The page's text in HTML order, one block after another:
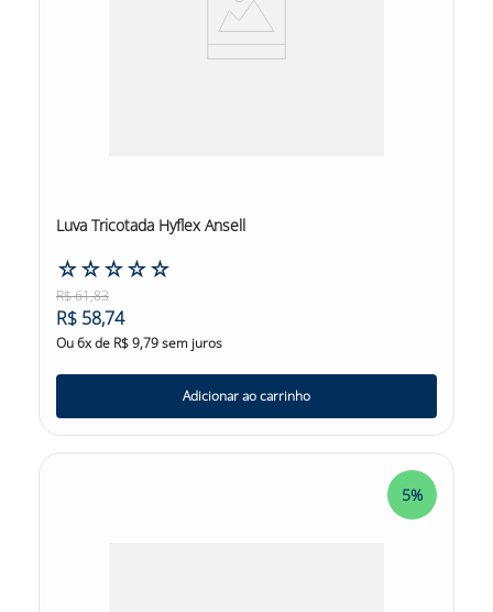
Luva Tricotada Hyflex Ansell
☆☆☆☆☆
R$61,83
R$ 58,74
Ou6x de R$9,79sem juros
Adicionar ao carrinho
5%